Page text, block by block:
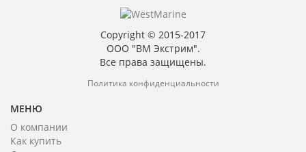
Copyright © 2015-2017
ООО "ВМ Экстрим".
Все права защищены.
Политика конфиденциальности
МЕНЮ
О компании
Как купить